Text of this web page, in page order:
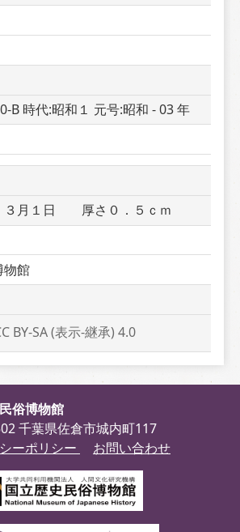
B 時代:昭和１ 元号:昭和 - 03 年
月１日　　厚さ０．５ｃｍ
物館
BY-SA (表示-継承) 4.0
俗博物館
千葉県佐倉市城内町117
ーポリシー
お問い合わせ